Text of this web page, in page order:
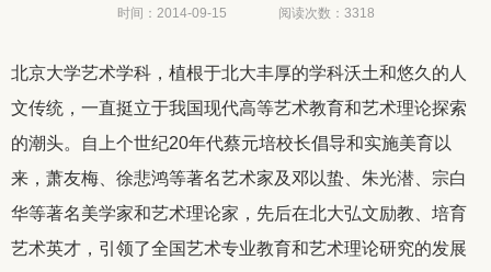
时间：2014-09-15 阅读次数： 3318
北京大学艺术学科，植根于北大丰厚的学科沃土和悠久的人
文传统，一直挺立于我国现代高等艺术教育和艺术理论探索
的潮头。自上个世纪20年代蔡元培校长倡导和实施美育以
来，萧友梅、徐悲鸿等著名艺术家及邓以蛰、朱光潜、宗白
华等著名美学家和艺术理论家，先后在北大弘文励教、培育
艺术英才，引领了全国艺术专业教育和艺术理论研究的发展